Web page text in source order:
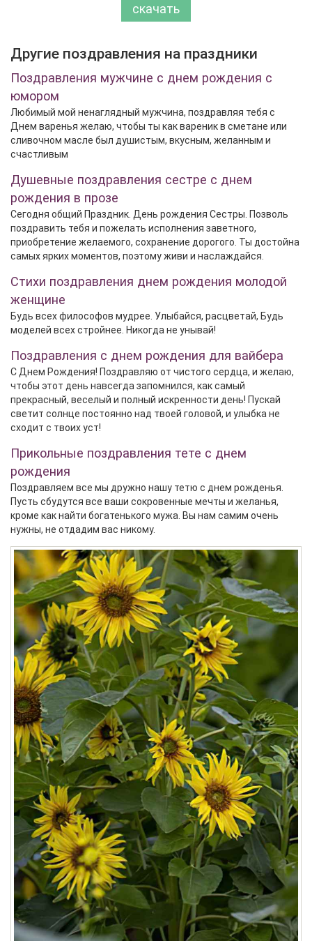
скачать
Другие поздравления на праздники
Поздравления мужчине с днем рождения с
юмором
Любимый мой ненаглядный мужчина, поздравляя тебя с
Днем варенья желаю, чтобы ты как вареник в сметане или
сливочном масле был душистым, вкусным, желанным и
счастливым
Душевные поздравления сестре с днем
рождения в прозе
Сегодня общий Праздник. День рождения Сестры. Позволь
поздравить тебя и пожелать исполнения заветного,
приобретение желаемого, сохранение дорогого. Ты достойна
самых ярких моментов, поэтому живи и наслаждайся.
Стихи поздравления днем рождения молодой
женщине
Будь всех философов мудрее. Улыбайся, расцветай, Будь
моделей всех стройнее. Никогда не унывай!
Поздравления с днем рождения для вайбера
С Днем Рождения! Поздравляю от чистого сердца, и желаю,
чтобы этот день навсегда запомнился, как самый
прекрасный, веселый и полный искренности день! Пускай
светит солнце постоянно над твоей головой, и улыбка не
сходит с твоих уст!
Прикольные поздравления тете с днем
рождения
Поздравляем все мы дружно нашу тетю с днем рожденья.
Пусть сбудутся все ваши сокровенные мечты и желанья,
кроме как найти богатенького мужа. Вы нам самим очень
нужны, не отдадим вас никому.